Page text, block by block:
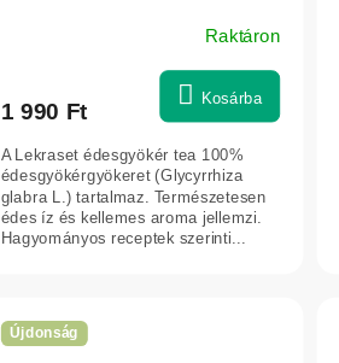
Raktáron
1 990 Ft Kosárba
A Lekraset édesgyökér tea 100%
édesgyökérgyökeret (Glycyrrhiza
glabra L.) tartalmaz. Természetesen
édes íz és kellemes aroma jellemzi.
Hagyományos receptek szerinti...
Újdonság